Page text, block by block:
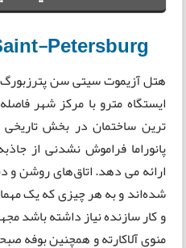
Petersburg
ایستگاه مترو با مرکز شهر
ترین ساختمان در بخش
پانوراما فراموش نشدنی از
ارائه می دهد. اتاق‌های روشن و
شده‌اند و به هر چیزی که یک
منوی آلاکارته و همچنین بوفه